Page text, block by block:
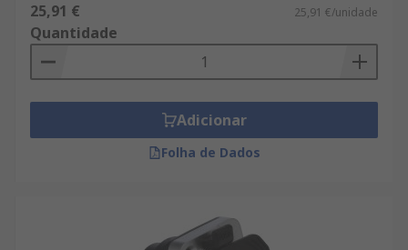
25,91 € 25,91 €/unidade
Quantidade
Adicionar
Folha de Dados